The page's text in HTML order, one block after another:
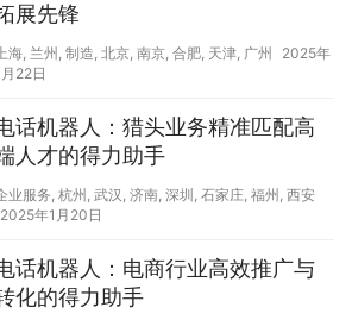
展先锋
海, 兰州 , 制造, 北京, 南京, 合肥, 天津, 广州
2025年
22日
话机器人：猎头业务精准匹配高
人才的得力助手
业服务, 杭州 , 武汉 , 济南, 深圳 , 石家庄, 福州 , 西安
2025年1月20日
话机器人：电商行业高效推广与
化的得力助手